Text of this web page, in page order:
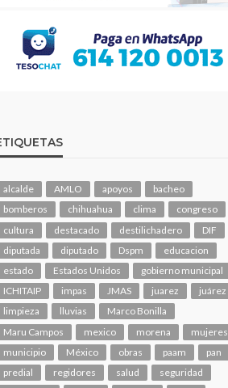
alcalde AMLO apoyos
bacheo
bomberos
chihuahua clima
congreso
cultura
destacado destilichadero
DIF
diputada
diputado Dspm
educacion
estado
Estados Unidos
gobierno municipal
ICHITAIP
impas JMAS juarez
juárez
limpieza
lluvias
Marco Bonilla
Maru Campos
mexico morena
mujeres
municipio
México obras paam
pan
predial
regidores salud
seguridad